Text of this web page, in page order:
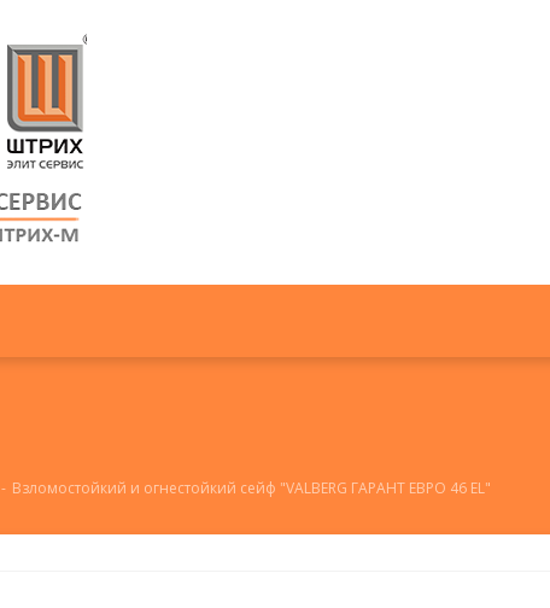
- Взломостойкий и огнестойкий сейф "VALBERG ГАРАНТ ЕВРО 46 EL"